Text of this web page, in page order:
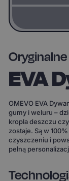
EVA
OMEVO EVA
gumy i weluru –
kropla deszczu
zostaje. Są w
czyszczeniu i
pełną